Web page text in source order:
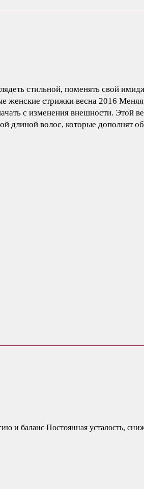
стильной, поменять свой
женские стрижки весна 2016
с изменения внешности. Этой
длиной волос, которые дополнят
и баланс Постоянная усталость,